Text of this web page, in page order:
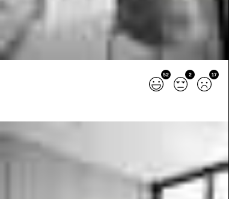
52 2 17